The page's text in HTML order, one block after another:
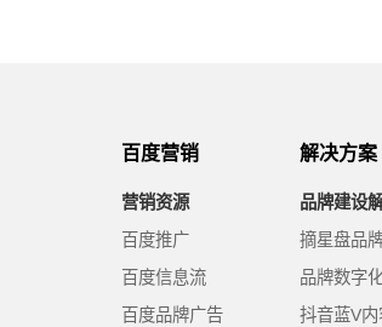
百度营销
营销资源
百度推广
百度信息流
百度品牌广告
解决方案
品牌建设
摘星盘品
品牌数字
抖音蓝V